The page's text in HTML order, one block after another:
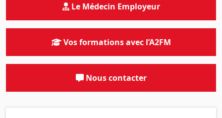
Le Médecin Employeur
Vos formations avec l’A2FM
Nous contacter